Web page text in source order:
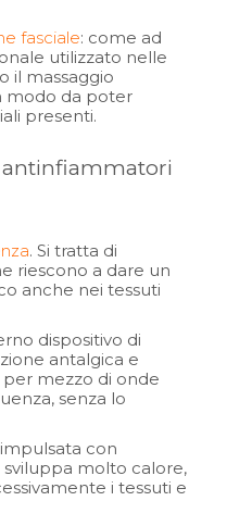
fasciale: come ad
utilizzato nelle
il massaggio
modo da poter
presenti.
antinfiammatori
. Si tratta di
riescono a dare un
anche nei tessuti
dispositivo di
antalgica e
mezzo di onde
senza lo
con
sviluppa molto calore,
i tessuti e